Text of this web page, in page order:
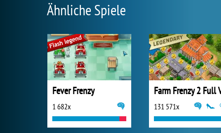
Ähnliche Spiele
Fever Frenzy
1 682x 131 571x